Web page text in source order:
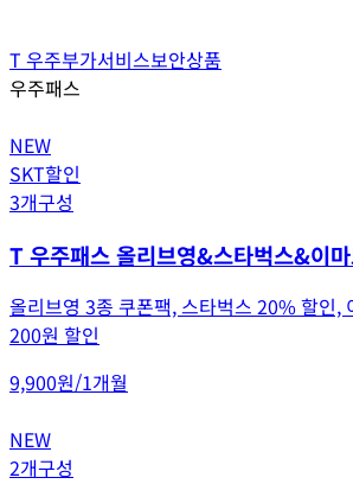
T 우주부가서비스보안상품
우주패스
NEW
SKT할인
3개구성
T 우주패스 올리브영&스타벅스&이
올리브영 3종 쿠폰팩, 스타벅스 20% 할인,
200원 할인
9,900원/1개월
NEW
2개구성